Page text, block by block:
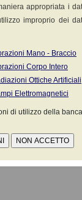
appropriata i
improprio dei
Mano - Braccio
Corpo Intero
Ottiche Artificiali
Elettromagnetici
di utilizzo della